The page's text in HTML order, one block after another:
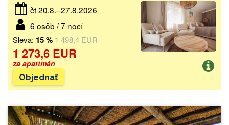
čt 20.8.–27.8.2026
6 osôb / 7 nocí
Sleva: 15 %1 498,4 EUR
1 273,6 EUR
za apartmán
Objednať